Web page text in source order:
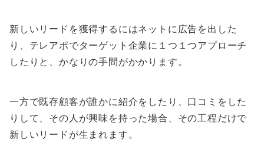
新しいリードを獲得するにはネットに広告を出した
り、テレアポでターゲット企業に１つ１つアプローチ
したりと、かなりの手間がかかります。
一方で既存顧客が誰かに紹介をしたり、口コミをした
りして、その人が興味を持った場合、その工程だけで
新しいリードが生まれます。